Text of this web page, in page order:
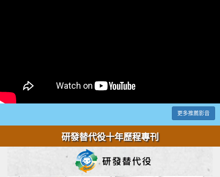
更多推薦影音
研發替代役十年歷程專刊